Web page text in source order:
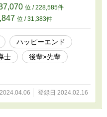
特異体質。 同室でのささやか
だったが、実はテルにはあ
※流血や微グロ表現がござい
紙イラスト とわつぎさん
位 / 228,585件
位 / 31,383件
ハッピーエンド
士
後輩×先輩
登録日 2024.02.16